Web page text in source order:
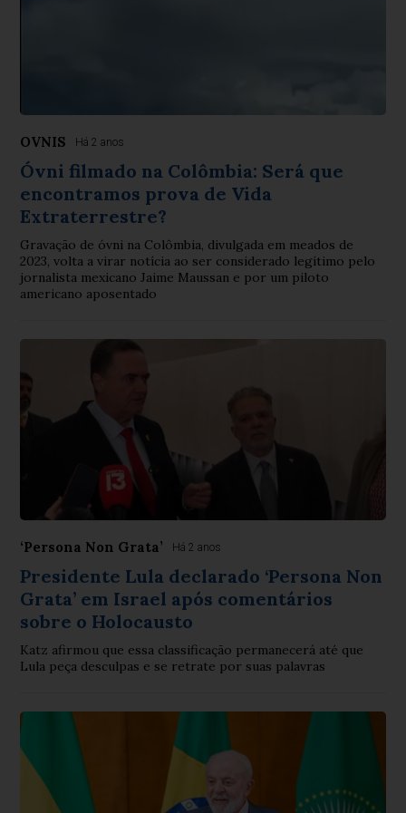
OVNIS Há 2 anos
Óvni filmado na Colômbia: Será que
encontramos prova de Vida
Extraterrestre?
Gravação de óvni na Colômbia, divulgada em meados de
2023, volta a virar notícia ao ser considerado legítimo pelo
jornalista mexicano Jaime Maussan e por um piloto
americano aposentado
‘Persona Non Grata’ Há 2 anos
Presidente Lula declarado ‘Persona Non
Grata’ em Israel após comentários
sobre o Holocausto
Katz afirmou que essa classificação permanecerá até que
Lula peça desculpas e se retrate por suas palavras